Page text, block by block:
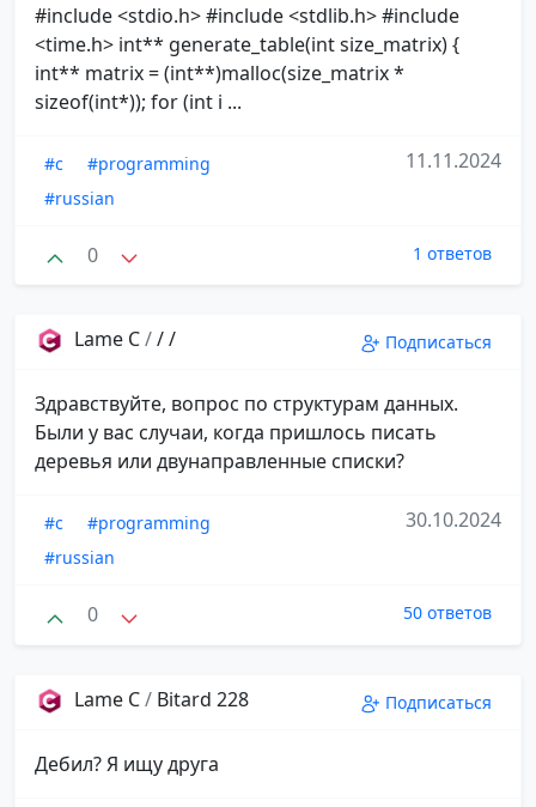
#include <stdio.h> #include <stdlib.h> #include
<time.h> int** generate_table(int size_matrix) {
int** matrix = (int**)malloc(size_matrix *
sizeof(int*)); for (int i ...
#c
#programming
#russian
11.11.2024
0 1 ответов
Lame C// / Подписаться
Здравствуйте, вопрос по структурам данных.
Были у вас случаи, когда пришлось писать
деревья или двунаправленные списки?
#c
#programming
#russian
30.10.2024
0 50 ответов
Lame C/ Bitard 228 Подписаться
Дебил? Я ищу друга